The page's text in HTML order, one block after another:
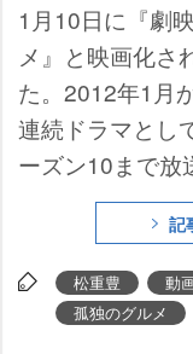
1月10日に『劇
メ』と映画化さ
た。2012年1月
連続ドラマとし
ーズン10まで放
シリーズがつ
松重自身が監
べてを務めるこ
記
松重豊 動
孤独のグルメ